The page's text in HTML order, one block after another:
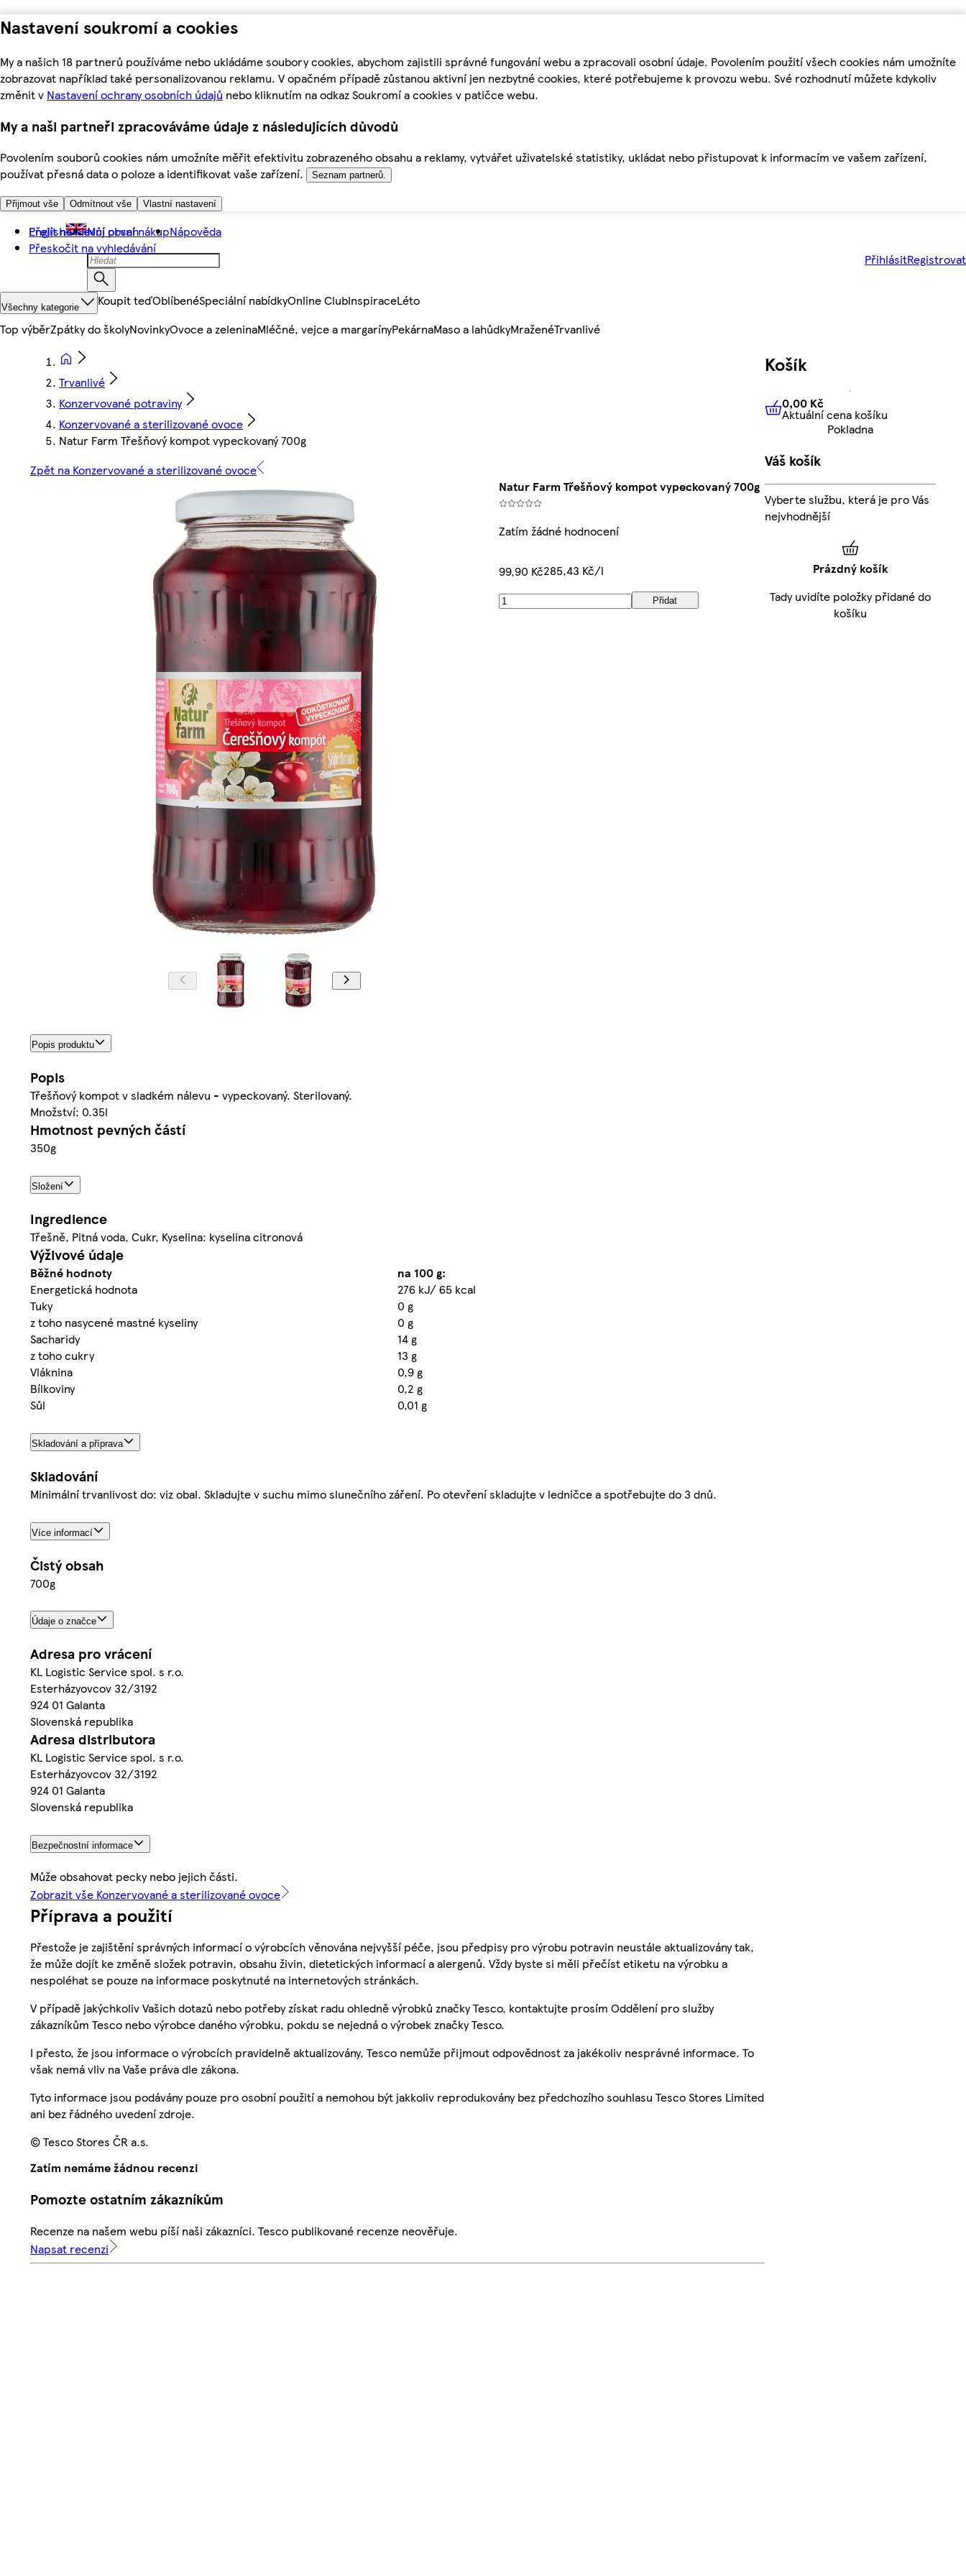
Nastavení soukromí a cookies
My a našich 18 partnerů používáme nebo ukládáme soubory cookies, abychom zajistili správné fungování webu a zpracovali osobní údaje. Povolením použití všech cookies nám umožníte
zobrazovat například také personalizovanou reklamu. V opačném případě zůstanou aktivní jen nezbytné cookies, které potřebujeme k provozu webu. Své rozhodnutí můžete kdykoliv
změnit v Nastavení ochrany osobních údajů nebo kliknutím na odkaz Soukromí a cookies v patičce webu.
My a naši partneři zpracováváme údaje z následujících důvodů
Povolením souborů cookies nám umožníte měřit efektivitu zobrazeného obsahu a reklamy, vytvářet uživatelské statistiky, ukládat nebo přistupovat k informacím ve vašem zařízení,
používat přesná data o poloze a identifikovat vaše zařízení.
Seznam partnerů.
Přijmout vše Odmítnout vše Vlastní nastavení
Přejít na hlavní obsah
Přeskočit na vyhledávání
English Můj první nákupNápověda
PřihlásitRegistrovat
Všechny kategorie Koupit teďOblíbenéSpeciální nabídkyOnline ClubInspiraceLéto
Top výběrZpátky do školyNovinkyOvoce a zeleninaMléčné, vejce a margarínyPekárnaMaso a lahůdkyMraženéTrvanlivé
Trvanlivé
Konzervované potraviny
Konzervované a sterilizované ovoce
Natur Farm Třešňový kompot vypeckovaný 700g
Zpět na Konzervované a sterilizované ovoce
Natur Farm Třešňový kompot vypeckovaný 700g
Zatím žádné hodnocení
99,90 Kč285,43 Kč/l
Přidat
Popis produktu
Popis
Třešňový kompot v sladkém nálevu - vypeckovaný. Sterilovaný.
Množství: 0.35l
Hmotnost pevných částí
350g
Složení
Ingredience
Třešně, Pitná voda, Cukr, Kyselina: kyselina citronová
Výživové údaje
Běžné hodnoty
na 100 g:
Energetická hodnota
276 kJ/ 65 kcal
Tuky
0 g
z toho nasycené mastné kyseliny
0 g
Sacharidy
14 g
z toho cukry
13 g
Vláknina
0,9 g
Bílkoviny
0,2 g
Sůl
0,01 g
Skladování a příprava
Skladování
Minimální trvanlivost do: viz obal. Skladujte v suchu mimo slunečního záření. Po otevření skladujte v ledničce a spotřebujte do 3 dnů.
Více informací
Čistý obsah
700g
Údaje o značce
Adresa pro vrácení
KL Logistic Service spol. s r.o.
Esterházyovcov 32/3192
924 01 Galanta
Slovenská republika
Adresa distributora
KL Logistic Service spol. s r.o.
Esterházyovcov 32/3192
924 01 Galanta
Slovenská republika
Bezpečnostní informace
Může obsahovat pecky nebo jejich části.
Zobrazit vše Konzervované a sterilizované ovoce
Příprava a použití
Přestože je zajištění správných informací o výrobcích věnována nejvyšší péče, jsou předpisy pro výrobu potravin neustále aktualizovány tak,
že může dojít ke změně složek potravin, obsahu živin, dietetických informací a alergenů. Vždy byste si měli přečíst etiketu na výrobku a
nespoléhat se pouze na informace poskytnuté na internetových stránkách.
V případě jakýchkoliv Vašich dotazů nebo potřeby získat radu ohledně výrobků značky Tesco, kontaktujte prosím Oddělení pro služby
zákazníkům Tesco nebo výrobce daného výrobku, pokdu se nejedná o výrobek značky Tesco.
I přesto, že jsou informace o výrobcích pravidelně aktualizovány, Tesco nemůže přijmout odpovědnost za jakékoliv nesprávné informace. To
však nemá vliv na Vaše práva dle zákona.
Tyto informace jsou podávány pouze pro osobní použití a nemohou být jakkoliv reprodukovány bez předchozího souhlasu Tesco Stores Limited
ani bez řádného uvedení zdroje.
© Tesco Stores ČR a.s.
Zatím nemáme žádnou recenzi
Pomozte ostatním zákazníkům
Recenze na našem webu píší naši zákazníci. Tesco publikované recenze neověřuje.
Napsat recenzi
Košík
0,00 KčAktuální cena košíku
0,00 Kč
Aktuální cena košíku
Pokladna
Váš košík
Vyberte službu, která je pro Vás
nejvhodnější
Prázdný košík
Tady uvidíte položky přidané do
košíku